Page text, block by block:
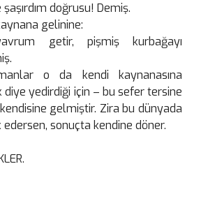
doğrusu! Demiş.
gelinine:
getir, pişmiş kurbağayı
o da kendi kaynanasına
diye yedirdiği için – bu sefer tersine
gelmiştir. Zira bu dünyada
sonuçta kendine döner.